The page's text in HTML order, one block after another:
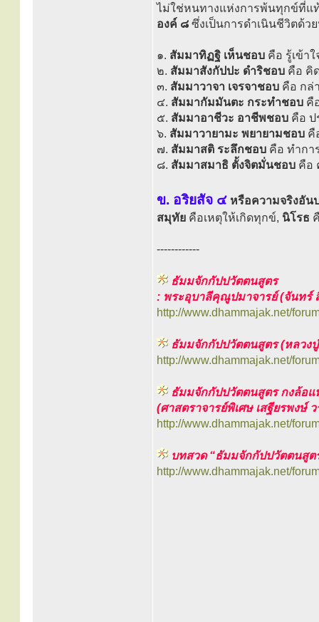
ไม่ใช่หนทางแห่งการพ้นทุกข์ที่แ
องค์ ๘ ซึ่งเป็นการดำเนินชีวิตด้
๑. สัมมาทิฏฐิ เห็นชอบ คือ รู้เข้า
๒. สัมมาสังกัปปะ ดำริชอบ คือ คิ
๓. สัมมาวาจา เจรจาชอบ คือ กล่
๔. สัมมากัมมันตะ กระทำชอบ คื
๕. สัมมาอาชีวะ อาชีพชอบ คือ
๖. สัมมาวายามะ พยายามชอบ คื
๗. สัมมาสติ ระลึกชอบ คือ ทำกา
๘. สัมมาสมาธิ ตั้งจิตมั่นชอบ คือ
ข. อริยสัจ ๔ หรือความจริงอัน
สมุทัย คือเหตุให้เกิดทุกข์, นิโรธ
------------
ธัมมจักกัปปวัตตนสูตร
: พระอุบาลีคุณูปมาจารย์ (จันทร์
http://www.dhammajak.net/
ธัมมจักกัปปวัตตนสูตร (หลวงปู่
http://www.dhammajak.net/
ธัมมจักกัปปวัตตนสูตร กงล้อแ
(ศาสตราจารย์พิเศษ เสฐียรพงษ์
http://www.dhammajak.net/
บทสวด “ธัมมจักกัปปวัตตนสูต
http://www.dhammajak.net/